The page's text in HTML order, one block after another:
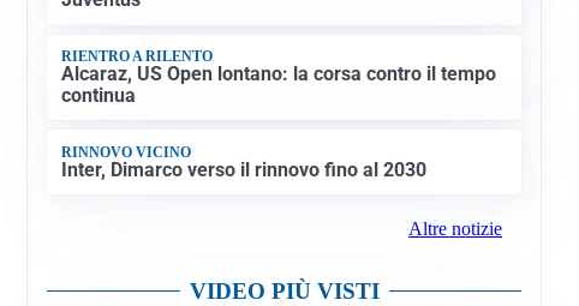
RIENTRO A RILENTO
Alcaraz, US Open lontano: la corsa contro il tempo
continua
RINNOVO VICINO
Inter, Dimarco verso il rinnovo fino al 2030
Altre notizie
VIDEO PIÙ VISTI